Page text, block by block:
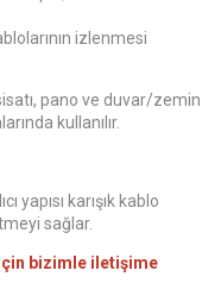
izlenmesi
pano ve duvar/zemin
kullanılır.
yapısı karışık kablo
sağlar.
bizimle iletişime